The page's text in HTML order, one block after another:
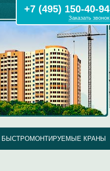
+7 (495) 150-40-94
Заказать звонок
БЫСТРОМОНТИРУЕМЫЕ КРАНЫ